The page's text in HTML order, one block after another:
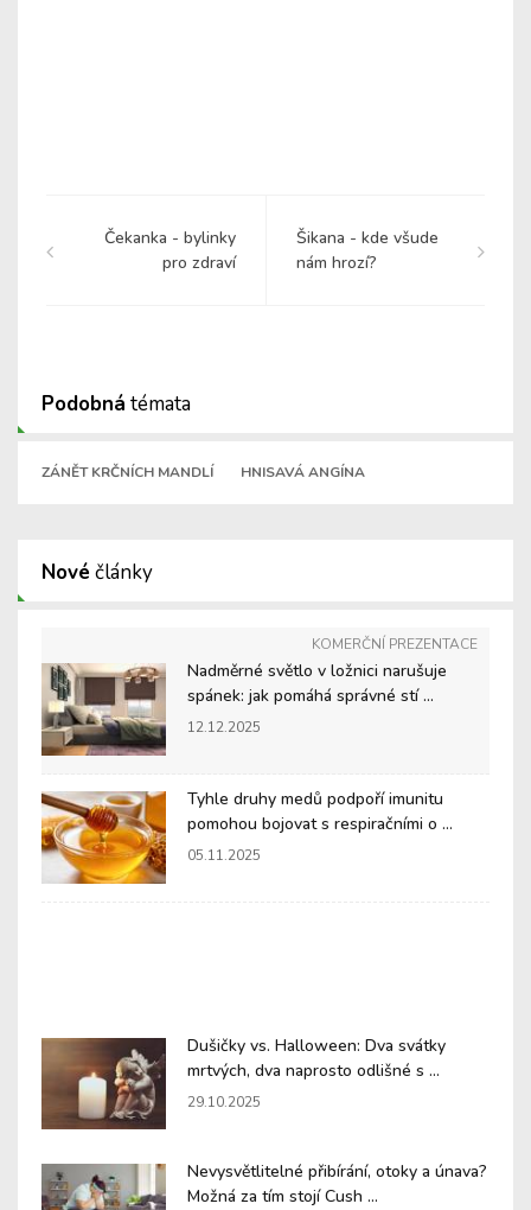
Čekanka - bylinky
pro zdraví
Šikana - kde všude
nám hrozí?
Podobná témata
ZÁNĚT KRČNÍCH MANDLÍ HNISAVÁ ANGÍNA
Nové články
KOMERČNÍ PREZENTACE
Nadměrné světlo v ložnici narušuje
spánek: jak pomáhá správné stí ...
12.12.2025
Tyhle druhy medů podpoří imunitu
pomohou bojovat s respiračními o ...
05.11.2025
Dušičky vs. Halloween: Dva svátky
mrtvých, dva naprosto odlišné s ...
29.10.2025
Nevysvětlitelné přibírání, otoky a únava?
Možná za tím stojí Cush ...